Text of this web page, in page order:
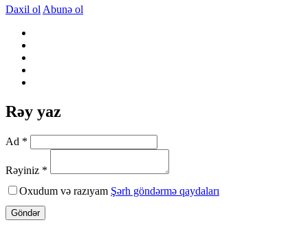
Daxil ol Abunə ol
Rəy yaz
Ad *
Rəyiniz *
Oxudum və razıyam Şərh göndərmə qaydaları
Göndər